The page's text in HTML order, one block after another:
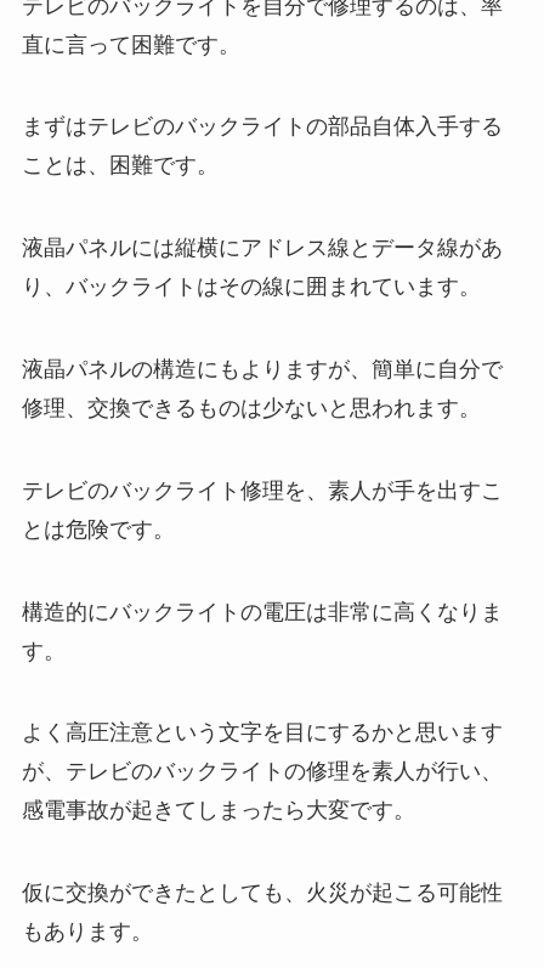
テレビのバックライトを自分で修理するのは、率
直に言って困難です。
まずはテレビのバックライトの部品自体入手する
ことは、困難です。
液晶パネルには縦横にアドレス線とデータ線があ
り、バックライトはその線に囲まれています。
液晶パネルの構造にもよりますが、簡単に自分で
修理、交換できるものは少ないと思われます。
テレビのバックライト修理を、素人が手を出すこ
とは危険です。
構造的にバックライトの電圧は非常に高くなりま
す。
よく高圧注意という文字を目にするかと思います
が、テレビのバックライトの修理を素人が行い、
感電事故が起きてしまったら大変です。
仮に交換ができたとしても、火災が起こる可能性
もあります。